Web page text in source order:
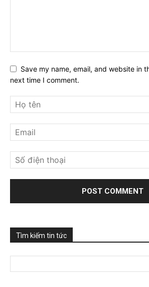
Save my name, email, and website in
next time I comment.
Tìm kiếm tin tức